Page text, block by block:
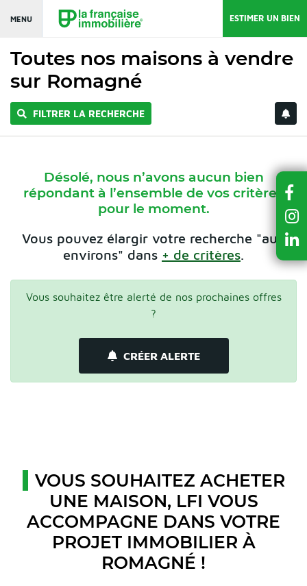
MENU ESTIMER UN BIEN
Toutes nos maisons à vendre
sur Romagné
FILTRER LA RECHERCHE
Désolé, nous n’avons aucun bien
répondant à l’ensemble de vos critères
pour le moment.
Vous pouvez élargir votre recherche "aux
environs" dans + de critères.
Vous souhaitez être alerté de nos prochaines offres
?
CRÉER ALERTE
VOUS SOUHAITEZ ACHETER
UNE MAISON, LFI VOUS
ACCOMPAGNE DANS VOTRE
PROJET IMMOBILIER À
ROMAGNÉ !